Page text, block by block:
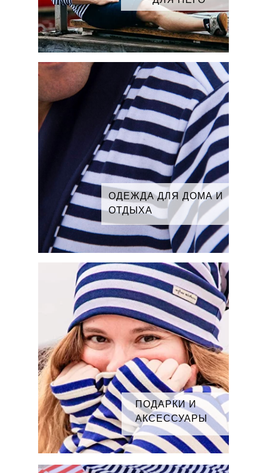
ОДЕЖДА ДЛЯ ДОМА И
ОТДЫХА
ПОДАРКИ И
АКСЕССУАРЫ